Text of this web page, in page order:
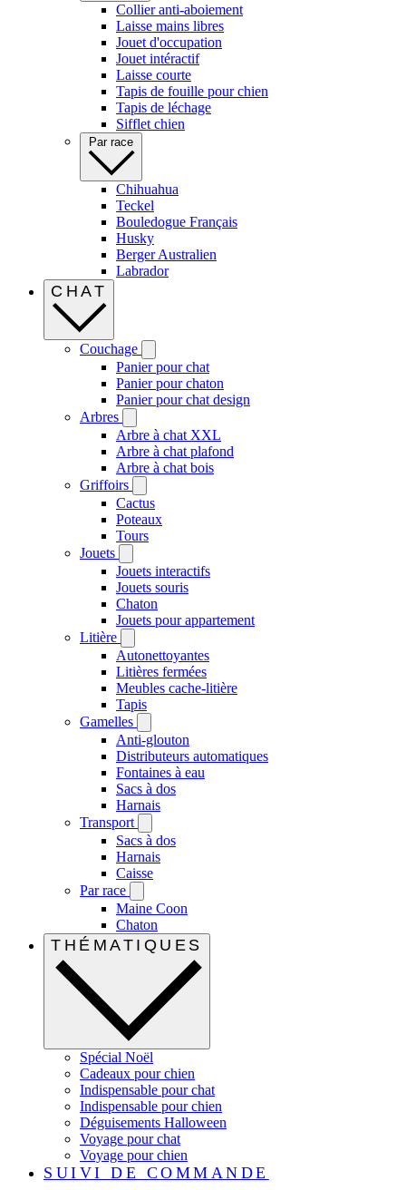
Collier anti-aboiement
Laisse mains libres
Jouet d'occupation
Jouet intéractif
Laisse courte
Tapis de fouille pour chien
Tapis de léchage
Sifflet chien
Par race
Chihuahua
Teckel
Bouledogue Français
Husky
Berger Australien
Labrador
CHAT
Couchage
Panier pour chat
Panier pour chaton
Panier pour chat design
Arbres
Arbre à chat XXL
Arbre à chat plafond
Arbre à chat bois
Griffoirs
Cactus
Poteaux
Tours
Jouets
Jouets interactifs
Jouets souris
Chaton
Jouets pour appartement
Litière
Autonettoyantes
Litières fermées
Meubles cache-litière
Tapis
Gamelles
Anti-glouton
Distributeurs automatiques
Fontaines à eau
Sacs à dos
Harnais
Transport
Sacs à dos
Harnais
Caisse
Par race
Maine Coon
Chaton
THÉMATIQUES
Spécial Noël
Cadeaux pour chien
Indispensable pour chat
Indispensable pour chien
Déguisements Halloween
Voyage pour chat
Voyage pour chien
SUIVI DE COMMANDE